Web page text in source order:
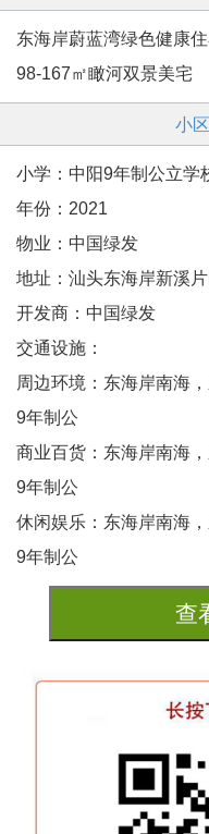
东海岸蔚蓝湾绿色健康
98-167㎡瞰河双景美宅
小
小学：中阳9年制公立学
年份：2021
物业：中国绿发
地址：汕头东海岸新溪
开发商：中国绿发
交通设施：
周边环境：东海岸南海
9年制公
商业百货：东海岸南海
9年制公
休闲娱乐：东海岸南海
9年制公